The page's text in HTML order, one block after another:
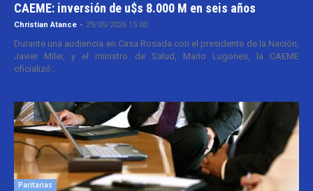
CAEME: inversión de u$s 8.000 M en seis años
Christian Atance - 29/05/2026 15:00
Durante una audiencia en Casa Rosada con el presidente de la Nación,
Javier Milei, y el ministro de Salud, Mario Lugones, la CAEME
oficializó...
Paritarias